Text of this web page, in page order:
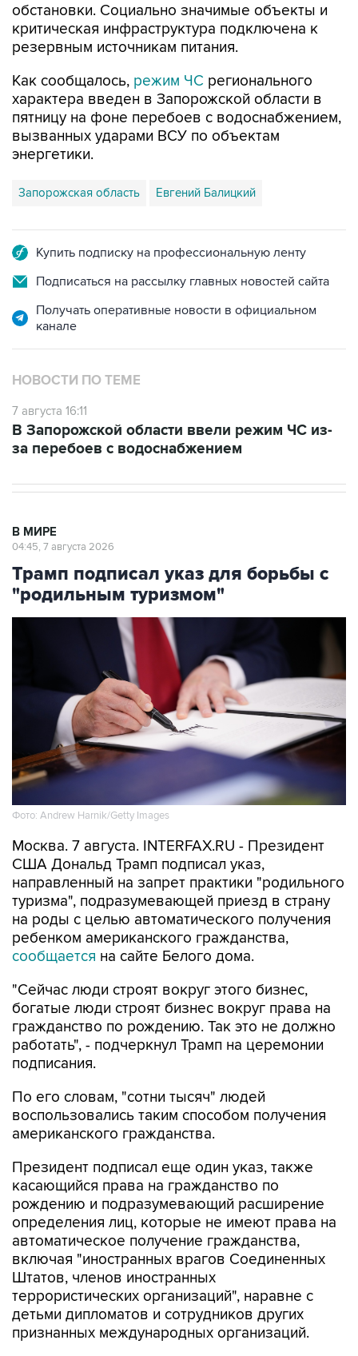
обстановки. Социально значимые объекты и
критическая инфраструктура подключена к
резервным источникам питания.
Как сообщалось, режим ЧС регионального
характера введен в Запорожской области в
пятницу на фоне перебоев с водоснабжением,
вызванных ударами ВСУ по объектам
энергетики.
Запорожская область Евгений Балицкий
Купить подписку на профессиональную ленту
Подписаться на рассылку главных новостей сайта
Получать оперативные новости в официальном
канале
НОВОСТИ ПО ТЕМЕ
7 августа 16:11
В Запорожской области ввели режим ЧС из-
за перебоев с водоснабжением
В МИРЕ
04:45, 7 августа 2026
Трамп подписал указ для борьбы с
"родильным туризмом"
Фото: Andrew Harnik/Getty Images
Москва. 7 августа. INTERFAX.RU - Президент
США Дональд Трамп подписал указ,
направленный на запрет практики "родильного
туризма", подразумевающей приезд в страну
на роды с целью автоматического получения
ребенком американского гражданства,
сообщается на сайте Белого дома.
"Сейчас люди строят вокруг этого бизнес,
богатые люди строят бизнес вокруг права на
гражданство по рождению. Так это не должно
работать", - подчеркнул Трамп на церемонии
подписания.
По его словам, "сотни тысяч" людей
воспользовались таким способом получения
американского гражданства.
Президент подписал еще один указ, также
касающийся права на гражданство по
рождению и подразумевающий расширение
определения лиц, которые не имеют права на
автоматическое получение гражданства,
включая "иностранных врагов Соединенных
Штатов, членов иностранных
террористических организаций", наравне с
детьми дипломатов и сотрудников других
признанных международных организаций.